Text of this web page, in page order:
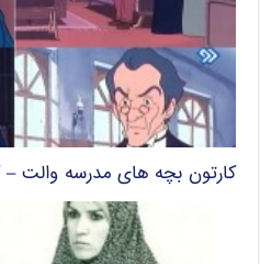
کارتون بچه های مدرسه والت –